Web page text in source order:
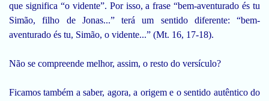
que significa “o vidente”. Por isso, a frase “bem-aventurado és tu
Simão, filho de Jonas...” terá um sentido diferente: “bem-
aventurado és tu, Simão, o vidente...” (Mt. 16, 17-18).
Não se compreende melhor, assim, o resto do versículo?
Ficamos também a saber, agora, a origem e o sentido autêntico do